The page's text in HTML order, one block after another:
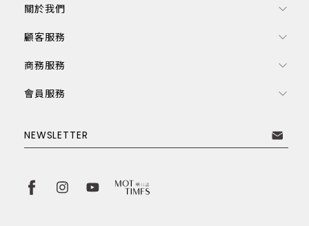
訂閱電子報
關於我們
顧客服務
商務服務
會員服務
NEWSLETTER